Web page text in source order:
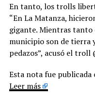
En tanto, los trolls
“En La Matanza,
gigante. Mientras tanto
municipio son de tierra
pedazos”, acusó el
Esta nota fue
Leer más